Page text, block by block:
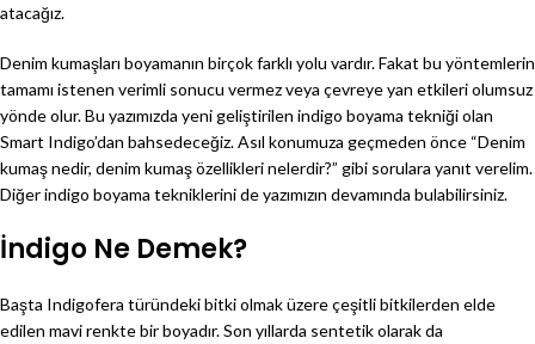
atacağız.
Denim kumaşları boyamanın birçok farklı yolu vardır. Fakat bu yöntemlerin
tamamı istenen verimli sonucu vermez veya çevreye yan etkileri olumsuz
yönde olur. Bu yazımızda yeni geliştirilen indigo boyama tekniği olan
Smart Indigo’dan bahsedeceğiz. Asıl konumuza geçmeden önce “Denim
kumaş nedir, denim kumaş özellikleri nelerdir?” gibi sorulara yanıt verelim.
Diğer indigo boyama tekniklerini de yazımızın devamında bulabilirsiniz.
İndigo Ne Demek?
Başta Indigofera türündeki bitki olmak üzere çeşitli bitkilerden elde
edilen mavi renkte bir boyadır. Son yıllarda sentetik olarak da